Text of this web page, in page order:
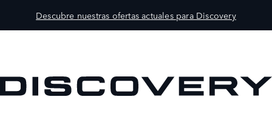
Descubre nuestras ofertas actuales para Discovery